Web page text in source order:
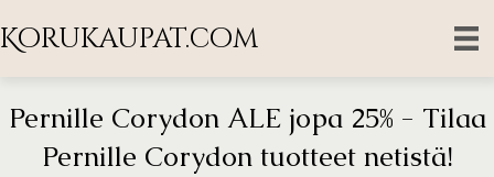
Korukaupat.com
Pernille Corydon ALE jopa 25% - Tilaa
Pernille Corydon tuotteet netistä!